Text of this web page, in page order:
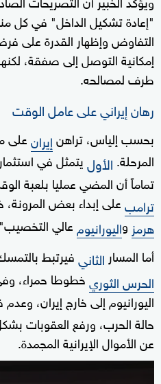
"إعادة تشكيل الداخل" في كل
التفاوض وإظهار القدرة على
إمكانية التوصل إلى صفقة،
طرف لمصالحه.
رهان إيراني على عامل الوقت
بحسب إلياس، تراهنإيرانعلى
المرحلة. الأوليتمثل في
تماماً أن المضي عمليا بلعبة
ترامبعلى إبداء بعض
هرمز واليورانيومعالي
أما المسار الثانيفيرتبط
الحرس الثوريخطوطا حمراء،
اليورانيوم إلى خارج إيران،
حالة الحرب، ورفع العقوبات
عن الأموال الإيرانية المجمدة.